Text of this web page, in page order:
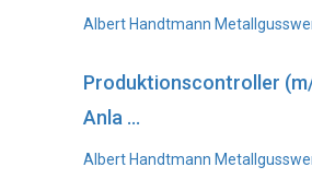
Albert Handtmann
Produktionscontroller
Anla ...
Albert Handtmann